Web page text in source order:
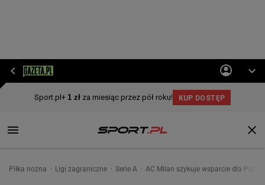
Piłka nożna Ligi zagraniczne Serie A AC Milan szykuje wsparcie dla